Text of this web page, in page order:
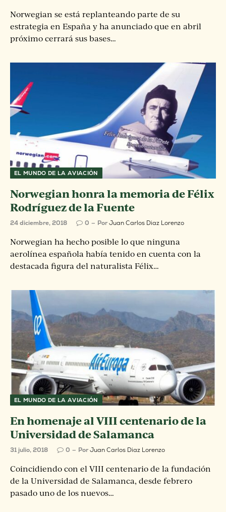
Norwegian se está replanteando parte de su
estrategia en España y ha anunciado que en abril
próximo cerrará sus bases…
EL MUNDO DE LA AVIACIÓN
Norwegian honra la memoria de Félix
Rodríguez de la Fuente
24 diciembre, 2018 0 PorJuan Carlos Diaz Lorenzo
Norwegian ha hecho posible lo que ninguna
aerolínea española había tenido en cuenta con la
destacada figura del naturalista Félix…
EL MUNDO DE LA AVIACIÓN
En homenaje al VIII centenario de la
Universidad de Salamanca
31 julio, 2018 0 PorJuan Carlos Diaz Lorenzo
Coincidiendo con el VIII centenario de la fundación
de la Universidad de Salamanca, desde febrero
pasado uno de los nuevos…